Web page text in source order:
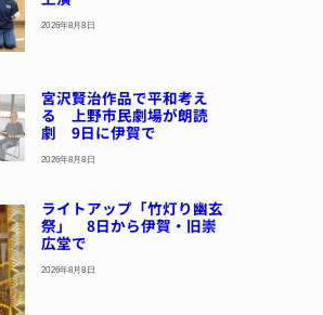
2026年8月8日
宮沢賢治作品で平和考え
る 上野市民劇場が朗読
劇 9日に伊賀で
2026年8月8日
ライトアップ「竹灯り幽玄
祭」 8日から伊賀・旧崇
広堂で
2026年8月8日